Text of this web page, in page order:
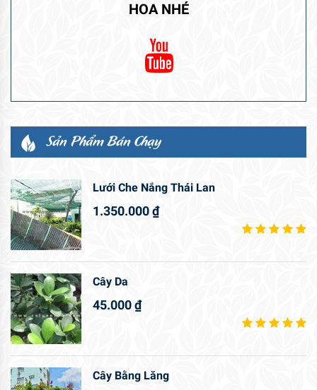
HOA NHÉ
Sản Phẩm Bán Chạy
Lưới Che Nắng Thái Lan
1.350.000₫
Cây Da
45.000₫
Cây Bằng Lăng